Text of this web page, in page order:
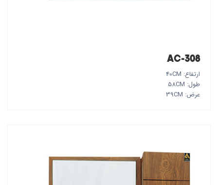
AC-308
ارتفاع: 40CM
طول: 58CM
عرض: 39CM